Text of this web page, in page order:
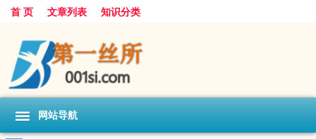
首 页 文章列表 知识分类
网站导航